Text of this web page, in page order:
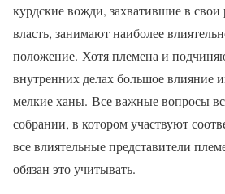
курдские вожди, захватившие в
власть, занимают наиболее
положение. Хотя племена и
внутренних делах большое влияние
мелкие ханы. Все важные вопросы
собрании, в котором участвуют
все влиятельные представители
обязан это учитывать.